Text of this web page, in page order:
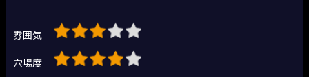
雰囲気
穴場度